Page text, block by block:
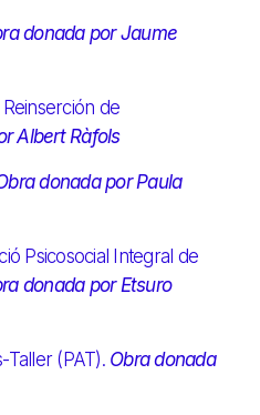
donada por Jaume
de
Albert Ràfols
donada por Paula
Psicosocial Integral de
donada por Etsuro
Taller (PAT). Obra donada